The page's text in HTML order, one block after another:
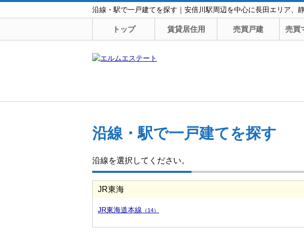
沿線・駅で一戸建てを探す｜安倍川駅周辺を中心に長田エリア、
トップ 賃貸居住用 売買戸建 売買
沿線・駅で一戸建てを探す
沿線を選択してください。
JR東海
JR東海道本線 （14）